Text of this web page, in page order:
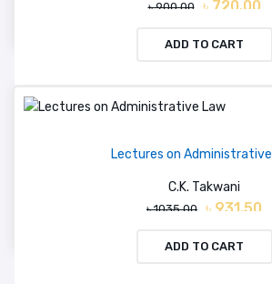
৳ 900.00 ৳ 720.00
ADD TO CART
Lectures on
C.K. Takwani
৳ 1035.00 ৳ 931.50
ADD TO CART